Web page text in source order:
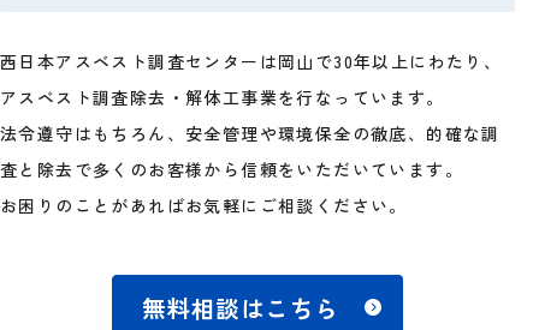
西日本アスベスト調査センターは岡山で30年以上にわたり、
アスベスト調査除去・解体工事業を行なっています。
法令遵守はもちろん、安全管理や環境保全の徹底、的確な調
査と除去で多くのお客様から信頼をいただいています。
お困りのことがあればお気軽にご相談ください。
無料相談はこちら